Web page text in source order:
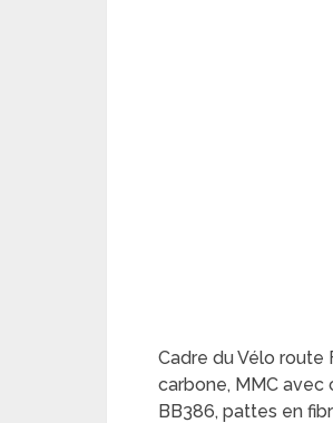
Cadre du Vélo route
carbone, MMC avec
BB386, pattes en